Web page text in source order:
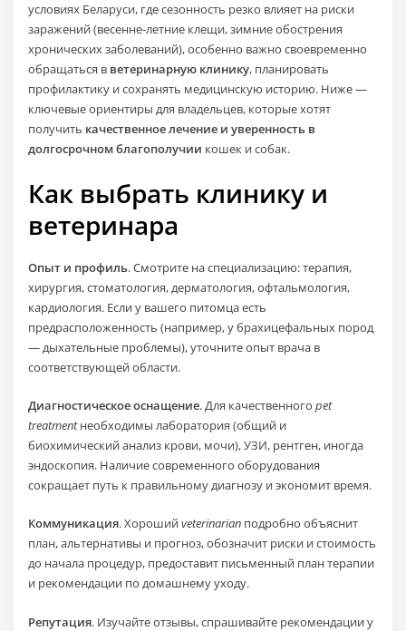
условиях Беларуси, где сезонность резко влияет на риски
заражений (весенне‑летние клещи, зимние обострения
хронических заболеваний), особенно важно своевременно
обращаться в ветеринарную клинику, планировать
профилактику и сохранять медицинскую историю. Ниже —
ключевые ориентиры для владельцев, которые хотят
получить качественное лечение и уверенность в
долгосрочном благополучии кошек и собак.
Как выбрать клинику и
ветеринара
Опыт и профиль. Смотрите на специализацию: терапия,
хирургия, стоматология, дерматология, офтальмология,
кардиология. Если у вашего питомца есть
предрасположенность (например, у брахицефальных пород
— дыхательные проблемы), уточните опыт врача в
соответствующей области.
Диагностическое оснащение. Для качественногоpet
treatmentнеобходимы лаборатория (общий и
биохимический анализ крови, мочи), УЗИ, рентген, иногда
эндоскопия. Наличие современного оборудования
сокращает путь к правильному диагнозу и экономит время.
Коммуникация. Хорошийveterinarian подробно объяснит
план, альтернативы и прогноз, обозначит риски и стоимость
до начала процедур, предоставит письменный план терапии
и рекомендации по домашнему уходу.
Репутация. Изучайте отзывы, спрашивайте рекомендации у